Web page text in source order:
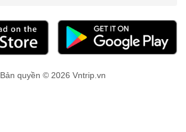
Bản quyền © 2026 Vntrip.vn